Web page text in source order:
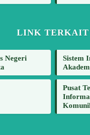
LINK TERKAIT
Negeri
Sistem
Pusat